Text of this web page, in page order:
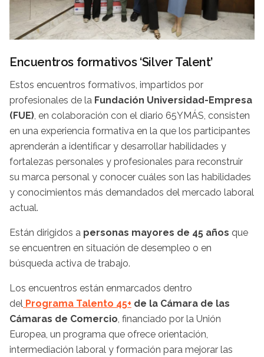
Encuentros formativos ‘Silver Talent’
Estos encuentros formativos, impartidos por
profesionales de la Fundación Universidad-Empresa
(FUE) , en colaboración con el diario 65YMÁS, consisten
en una experiencia formativa en la que los participantes
aprenderán a identificar y desarrollar habilidades y
fortalezas personales y profesionales para reconstruir
su marca personal y conocer cuáles son las habilidades
y conocimientos más demandados del mercado laboral
actual.
Están dirigidos a personas mayores de 45 años que
se encuentren en situación de desempleo o en
búsqueda activa de trabajo.
Los encuentros están enmarcados dentro
del Programa Talento 45+ de la Cámara de las
Cámaras de Comercio , financiado por la Unión
Europea, un programa que ofrece orientación,
intermediación laboral y formación para mejorar las